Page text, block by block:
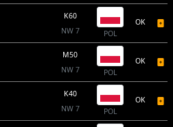
K60
NW 7
POL
OK
M50
NW 7
POL
OK
K40
NW 7
POL
OK